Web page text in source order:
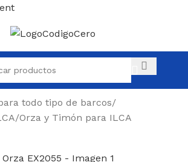
todo tipo de barcos/
/Orza y Timón para ILCA